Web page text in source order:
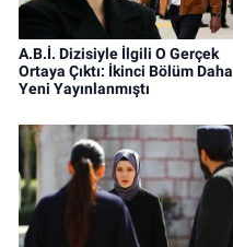
A.B.İ. Dizisiyle İlgili O Gerçek
Ortaya Çıktı: İkinci Bölüm Daha
Yeni Yayınlanmıştı